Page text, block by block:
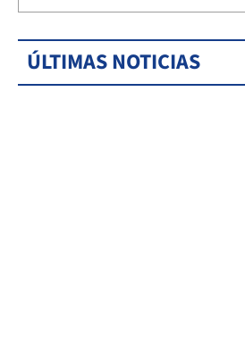
ÚLTIMAS NOTICIAS